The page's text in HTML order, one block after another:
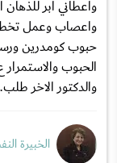
واعطاني ابر
واعصاب وعمل
حبوب كومدرين
الحبوب والاستمرار
والدكتور الاخر
الخبيرة